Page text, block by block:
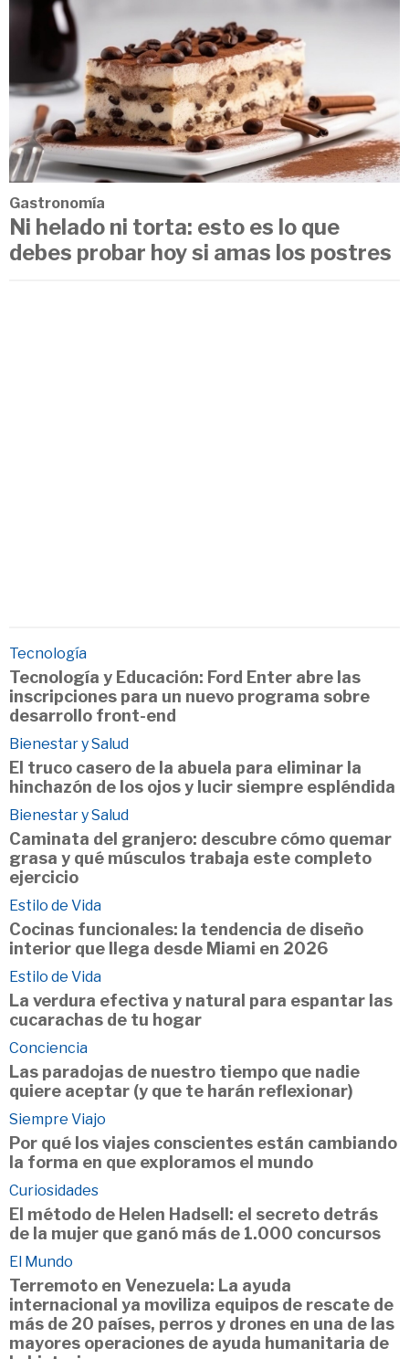
Gastronomía
Ni helado ni torta: esto es lo que
debes probar hoy si amas los postres
Tecnología
Tecnología y Educación: Ford Enter abre las
inscripciones para un nuevo programa sobre
desarrollo front-end
Bienestar y Salud
El truco casero de la abuela para eliminar la
hinchazón de los ojos y lucir siempre espléndida
Bienestar y Salud
Caminata del granjero: descubre cómo quemar
grasa y qué músculos trabaja este completo
ejercicio
Estilo de Vida
Cocinas funcionales: la tendencia de diseño
interior que llega desde Miami en 2026
Estilo de Vida
La verdura efectiva y natural para espantar las
cucarachas de tu hogar
Conciencia
Las paradojas de nuestro tiempo que nadie
quiere aceptar (y que te harán reflexionar)
Siempre Viajo
Por qué los viajes conscientes están cambiando
la forma en que exploramos el mundo
Curiosidades
El método de Helen Hadsell: el secreto detrás
de la mujer que ganó más de 1.000 concursos
El Mundo
Terremoto en Venezuela: La ayuda
internacional ya moviliza equipos de rescate de
más de 20 países, perros y drones en una de las
mayores operaciones de ayuda humanitaria de